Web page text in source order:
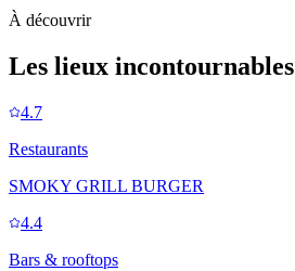
À découvrir
Les lieux incontournables
4.7
Restaurants
SMOKY GRILL BURGER
4.4
Bars & rooftops